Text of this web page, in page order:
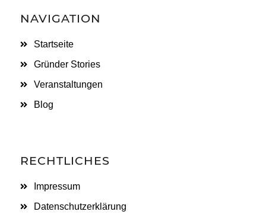
NAVIGATION
Startseite
Gründer Stories
Veranstaltungen
Blog
RECHTLICHES
Impressum
Datenschutzerklärung